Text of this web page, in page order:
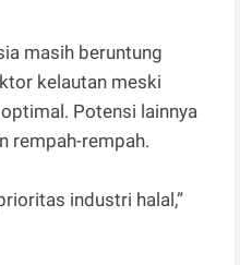
masih beruntung
kelautan meski
Potensi lainnya
rempah-rempah.
industri halal,”